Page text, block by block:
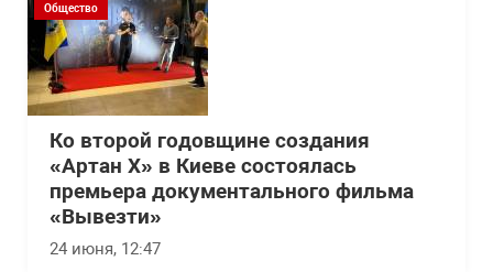
Общество
Ко второй годовщине создания
«Артан Х» в Киеве состоялась
премьера документального фильма
«Вывезти»
24 июня, 12:47